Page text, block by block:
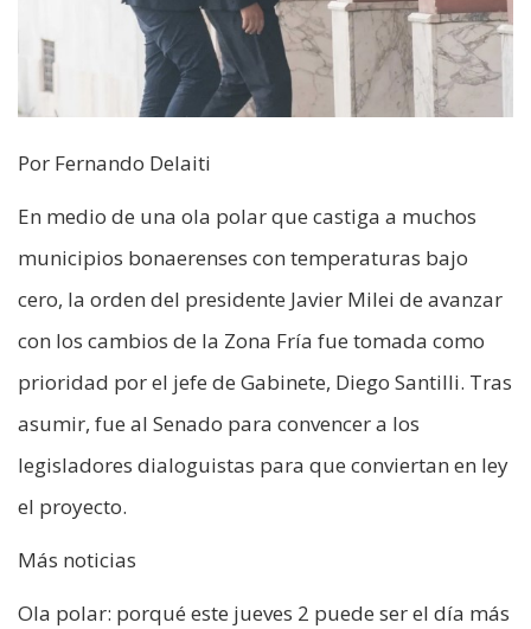
Por Fernando Delaiti
En medio de una ola polar que castiga a muchos
municipios bonaerenses con temperaturas bajo
cero, la orden del presidente Javier Milei de avanzar
con los cambios de la Zona Fría fue tomada como
prioridad por el jefe de Gabinete, Diego Santilli. Tras
asumir, fue al Senado para convencer a los
legisladores dialoguistas para que conviertan en ley
el proyecto.
Más noticias
Ola polar: porqué este jueves 2 puede ser el día más